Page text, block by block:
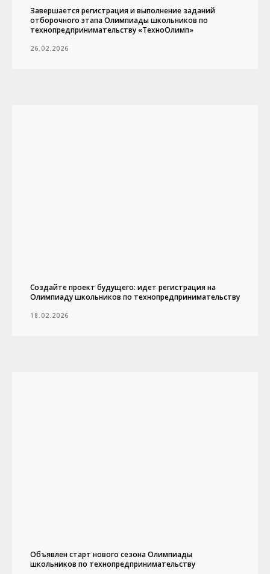
Завершается регистрация и выполнение заданий
отборочного этапа Олимпиады школьников по
технопредпринимательству «ТехноОлимп»
26.02.2026
Создайте проект будущего: идет регистрация на
Олимпиаду школьников по технопредпринимательству
18.02.2026
Объявлен старт нового сезона Олимпиады
школьников по технопредпринимательству